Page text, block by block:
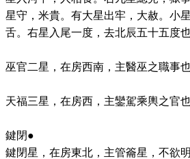
星守，米貴。有大星出牢，大赦。小
舌。右星入尾一度，去北辰五十五度也
巫官二星，在房西南，主醫巫之職事也
天福三星，在房西，主鑾駕乘輿之官也
鍵閉●
鍵閉星，在房東北，主管籥星，不欲